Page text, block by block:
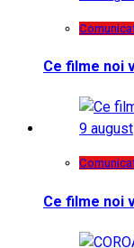
Ce filme noi
Ce filme noi